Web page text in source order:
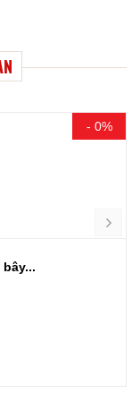
- 0%